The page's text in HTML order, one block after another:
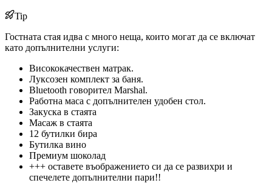
Tip
Гостната стая идва с много неща, които могат да се включат
като допълнителни услуги:
Висококачествен матрак.
Луксозен комплект за баня.
Bluetooth говорител Marshal.
Работна маса с допълнителен удобен стол.
Закуска в стаята
Масаж в стаята
12 бутилки бира
Бутилка вино
Премиум шоколад
+++ оставете въображението си да се развихри и
спечелете допълнителни пари!!